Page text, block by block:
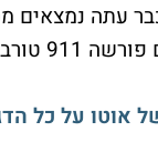
עתה נמצאים
ארצה גם כן.
על כל הדגמים, אבל